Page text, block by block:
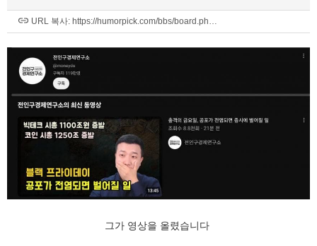
URL 복사: https://humorpick.com/bbs/board.ph…
그가 영상을 올렸습니다